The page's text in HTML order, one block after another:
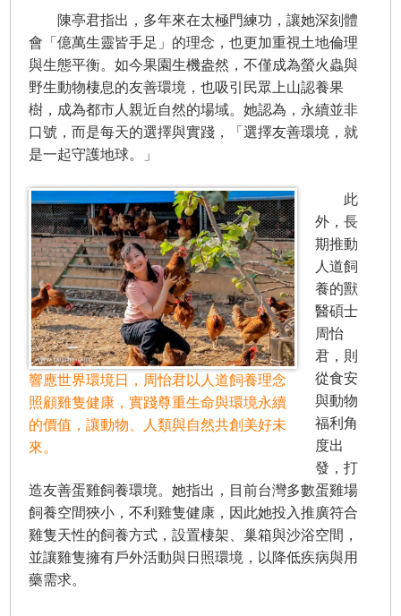
陳亭君指出，多年來在太極門練功，讓她深刻體
會「億萬生靈皆手足」的理念，也更加重視土地倫理
與生態平衡。如今果園生機盎然，不僅成為螢火蟲與
野生動物棲息的友善環境，也吸引民眾上山認養果
樹，成為都市人親近自然的場域。她認為，永續並非
口號，而是每天的選擇與實踐，「選擇友善環境，就
是一起守護地球。」
響應世界環境日，周怡君以人道飼養理念
照顧雞隻健康，實踐尊重生命與環境永續
的價值，讓動物、人類與自然共創美好未
來。
此
外，長
期推動
人道飼
養的獸
醫碩士
周怡
君，則
從食安
與動物
福利角
度出
發，打
造友善蛋雞飼養環境。她指出，目前台灣多數蛋雞場
飼養空間狹小，不利雞隻健康，因此她投入推廣符合
雞隻天性的飼養方式，設置棲架、巢箱與沙浴空間，
並讓雞隻擁有戶外活動與日照環境，以降低疾病與用
藥需求。